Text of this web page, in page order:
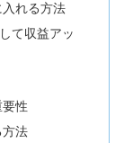
れる方法
て収益アッ
性
方法